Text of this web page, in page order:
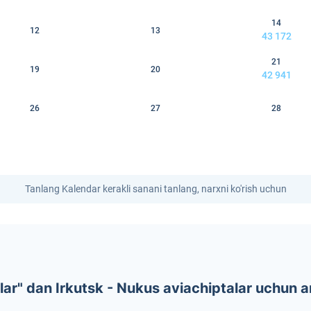
12 13
14
43 172
19 20
21
42 941
26 27 28
Tanlang Kalendar kerakli sanani tanlang, narxni ko'rish uchun
dan Irkutsk - Nukus aviachiptalar uchun